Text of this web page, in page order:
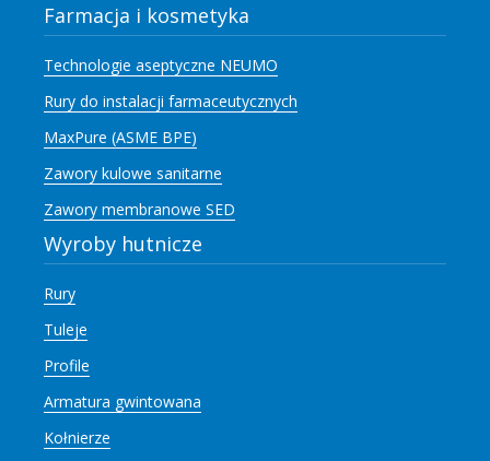
Farmacja i kosmetyka
Technologie aseptyczne NEUMO
Rury do instalacji farmaceutycznych
MaxPure (ASME BPE)
Zawory kulowe sanitarne
Zawory membranowe SED
Wyroby hutnicze
Rury
Tuleje
Profile
Armatura gwintowana
Kołnierze